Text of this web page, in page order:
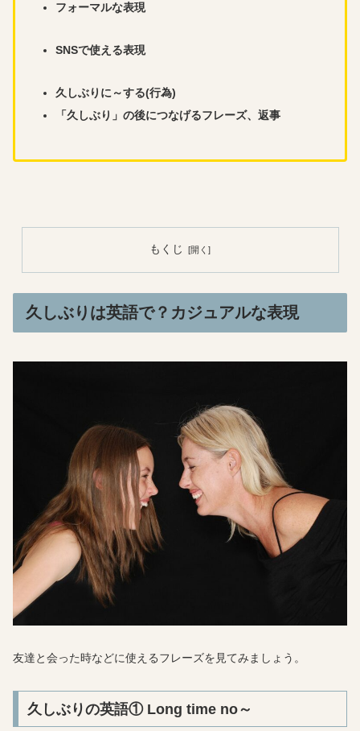
フォーマルな表現
SNSで使える表現
久しぶりに～する(行為)
「久しぶり」の後につなげるフレーズ、返事
もくじ
久しぶりは英語で？カジュアルな表現
友達と会った時などに使えるフレーズを見てみましょう。
久しぶりの英語① Long time no～